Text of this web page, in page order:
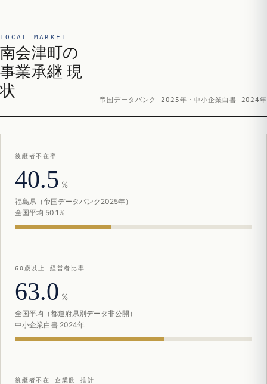
LOCAL MARKET
南会津町の
事業承継 現
状
帝国データバンク 2025年・中小企業白書 2024年
後継者不在率
40.5 %
福島県（帝国データバンク2025年）
全国平均 50.1%
60歳以上 経営者比率
63.0 %
全国平均（都道府県別データ非公開）
中小企業白書 2024年
後継者不在 企業数 推計